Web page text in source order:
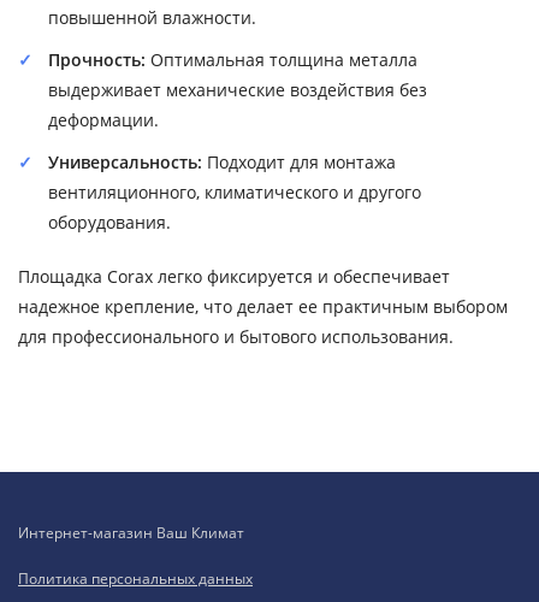
повышенной влажности.
Прочность: Оптимальная толщина металла
выдерживает механические воздействия без
деформации.
Универсальность: Подходит для монтажа
вентиляционного, климатического и другого
оборудования.
Площадка Corax легко фиксируется и обеспечивает
надежное крепление, что делает ее практичным выбором
для профессионального и бытового использования.
Интернет-магазин Ваш Климат
Политика персональных данных